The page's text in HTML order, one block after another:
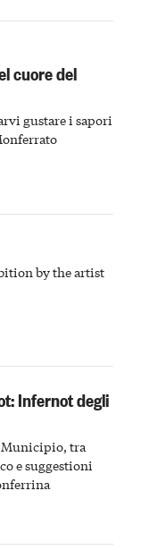
cuore del
gustare i sapori
by the artist
Infernot degli
Municipio, tra
e suggestioni